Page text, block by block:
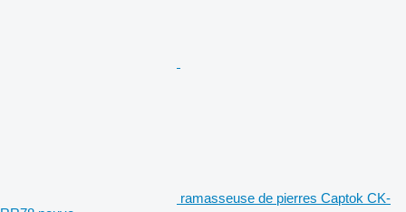
ramasseuse de pierres Captok CK-